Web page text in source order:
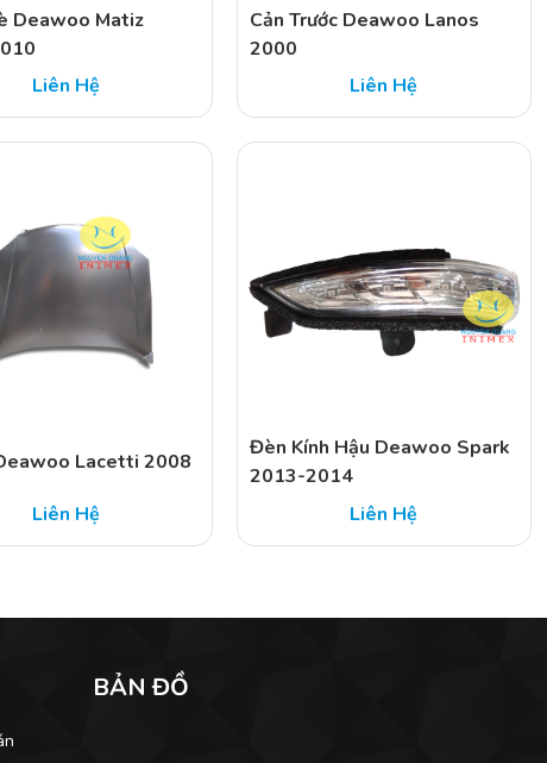
Deawoo Matiz
Liên Hệ
Cản Trước Deawoo Lanos
2000
Liên Hệ
Lacetti 2008
Liên Hệ
Đèn Kính Hậu Deawoo Spark
2013-2014
Liên Hệ
BẢN ĐỒ